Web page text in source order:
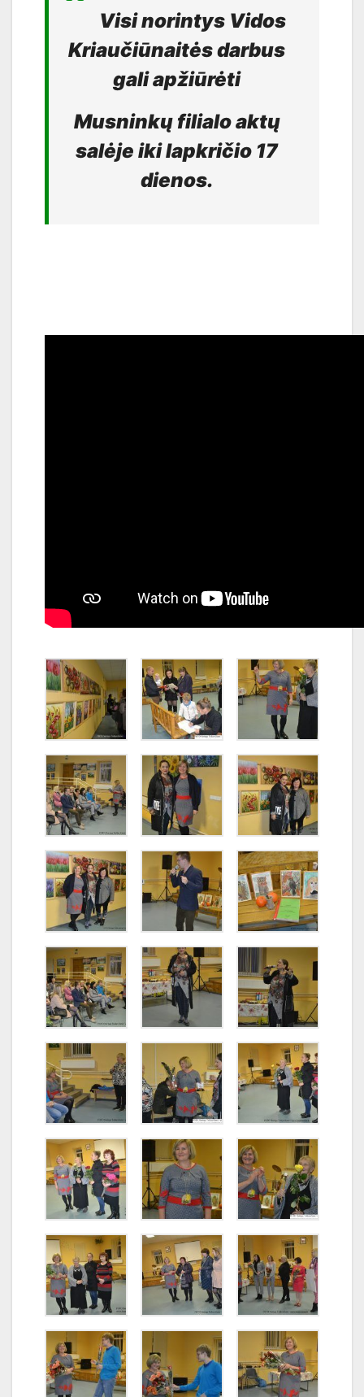
Visi norintys Vidos
Kriaučiūnaitės darbus
gali apžiūrėti
Musninkų filialo aktų
salėje iki lapkričio 17
dienos.